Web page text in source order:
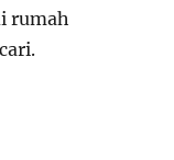
rumah